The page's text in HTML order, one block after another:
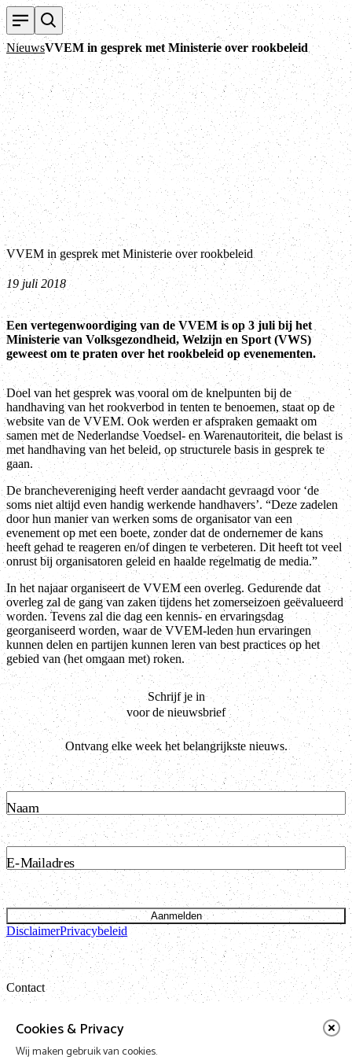
Cookies & Privacy
Wij maken gebruik van cookies.
NieuwsVVEM in gesprek met Ministerie over rookbeleid
VVEM in gesprek met Ministerie over rookbeleid
19 juli 2018
Een vertegenwoordiging van de VVEM is op 3 juli bij het
Ministerie van Volksgezondheid, Welzijn en Sport (VWS)
geweest om te praten over het rookbeleid op evenementen.
Doel van het gesprek was vooral om de knelpunten bij de
handhaving van het rookverbod in tenten te benoemen, staat op de
website van de VVEM. Ook werden er afspraken gemaakt om
samen met de Nederlandse Voedsel- en Warenautoriteit, die belast is
met handhaving van het beleid, op structurele basis in gesprek te
gaan.
De branchevereniging heeft verder aandacht gevraagd voor ‘de
soms niet altijd even handig werkende handhavers’. “Deze zadelen
door hun manier van werken soms de organisator van een
evenement op met een boete, zonder dat de ondernemer de kans
heeft gehad te reageren en/of dingen te verbeteren. Dit heeft tot veel
onrust bij organisatoren geleid en haalde regelmatig de media.”
In het najaar organiseert de VVEM een overleg. Gedurende dat
overleg zal de gang van zaken tijdens het zomerseizoen geëvalueerd
worden. Tevens zal die dag een kennis- en ervaringsdag
georganiseerd worden, waar de VVEM-leden hun ervaringen
kunnen delen en partijen kunnen leren van best practices op het
gebied van (het omgaan met) roken.
Schrijf je in
voor de nieuwsbrief
Ontvang elke week het belangrijkste nieuws.
Naam
E-Mailadres
Aanmelden
DisclaimerPrivacybeleid
Contact
Bataviastraat 24 unit 1.13